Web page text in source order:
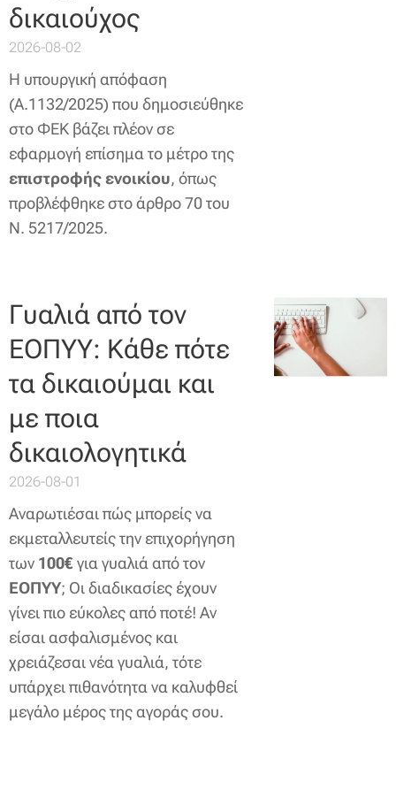
δικαιούχος
2026-08-02
Η υπουργική απόφαση
(Α.1132/2025) που δημοσιεύθηκε
στο ΦΕΚ βάζει πλέον σε
εφαρμογή επίσημα το μέτρο της
επιστροφής ενοικίου, όπως
προβλέφθηκε στο άρθρο 70 του
Ν. 5217/2025.
Γυαλιά από τον
ΕΟΠΥΥ: Κάθε πότε
τα δικαιούμαι και
με ποια
δικαιολογητικά
2026-08-01
Αναρωτιέσαι πώς μπορείς να
εκμεταλλευτείς την επιχορήγηση
των 100€για γυαλιά από τον
ΕΟΠΥΥ; Οι διαδικασίες έχουν
γίνει πιο εύκολες από ποτέ! Αν
είσαι ασφαλισμένος και
χρειάζεσαι νέα γυαλιά, τότε
υπάρχει πιθανότητα να καλυφθεί
μεγάλο μέρος της αγοράς σου.